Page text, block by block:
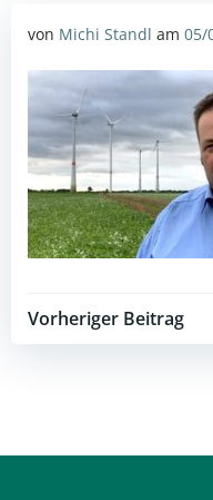
von Michi Standl am 05/
Post
Vorheriger Beitrag